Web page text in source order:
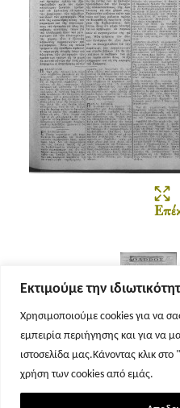
Εκτιμούμε την
Χρησιμοποιούμε cookies για να
εμπειρία περιήγησης και για να
ιστοσελίδα μας.Κάνοντας κλικ
χρήση των cookies από εμάς.
Σελίδα 1